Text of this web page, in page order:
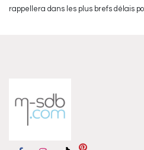
rappellera dans les plus brefs délais